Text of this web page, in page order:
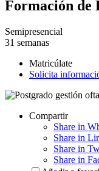
Formación de
Semipresencial
31 semanas
Matricúlate
Solicita
Compartir
Share in
Share in
Share in
Share in